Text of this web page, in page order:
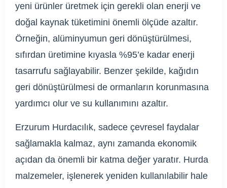
yeni ürünler üretmek için gerekli olan enerji ve
doğal kaynak tüketimini önemli ölçüde azaltır.
Örneğin, alüminyumun geri dönüştürülmesi,
sıfırdan üretimine kıyasla %95’e kadar enerji
tasarrufu sağlayabilir. Benzer şekilde, kağıdın
geri dönüştürülmesi de ormanların korunmasına
yardımcı olur ve su kullanımını azaltır.
Erzurum Hurdacılık, sadece çevresel faydalar
sağlamakla kalmaz, aynı zamanda ekonomik
açıdan da önemli bir katma değer yaratır. Hurda
malzemeler, işlenerek yeniden kullanılabilir hale